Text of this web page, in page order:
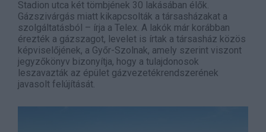
Stadion utca két tömbjének 30 lakásában élők.
Gázszivárgás miatt kikapcsolták a társasházakat a
szolgáltatásból – írja a Telex. A lakók már korábban
érezték a gázszagot, levelet is írtak a társasház közös
képviselőjének, a Győr-Szolnak, amely szerint viszont
jegyzőkönyv bizonyítja, hogy a tulajdonosok
leszavazták az épület gázvezetékrendszerének
javasolt felújítását.